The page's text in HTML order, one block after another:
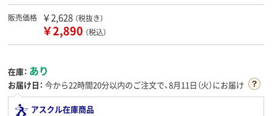
販売価格 ￥2,628 （税抜き）
￥2,890 （税込）
在庫： あり
お届け日： 今から22時間20分以内のご注文で、8月11日（火）にお届け
アスクル在庫商品